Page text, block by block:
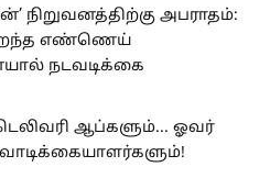
நிறுவனத்திற்கு அபராதம்:
எண்ணெய்
நடவடிக்கை
டெலிவரி ஆப்களும்... ஓவர்